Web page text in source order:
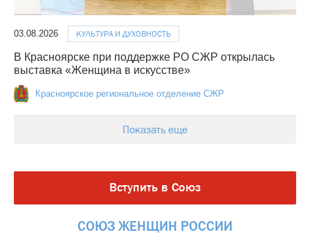
03.08.2026 КУЛЬТУРА И ДУХОВНОСТЬ
В Красноярске при поддержке РО СЖР открылась
выставка «Женщина в искусстве»
Красноярское региональное отделение СЖР
Показать еще
Вступить в Союз
СОЮЗ ЖЕНЩИН РОССИИ